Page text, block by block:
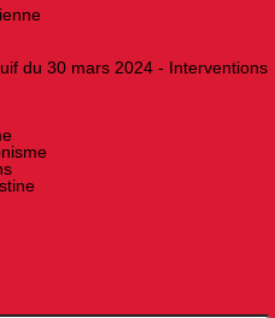
du 30 mars 2024 - Interventions